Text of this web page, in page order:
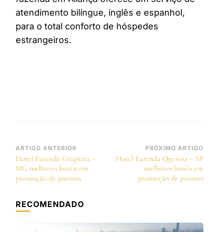
atendimento bilíngue, inglês e espanhol,
para o total conforto de hóspedes
estrangeiros.
Navegação
de
post
ARTIGO ANTERIOR
Hotel Fazenda Grupiara –
MG melhores hotéis em
promoção de pacotes
PRÓXIMO ARTIGO
Hotel Fazenda Queiroz – SP
melhores hotéis em
promoção de pacotes
RECOMENDADO